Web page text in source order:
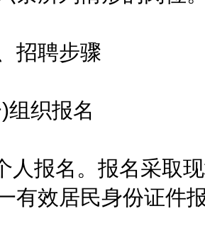
聘步骤
织报名
报名。报名采取现
有效居民身份证件